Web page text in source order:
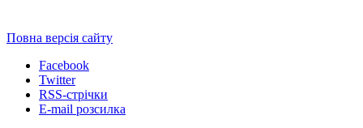
Повна версія сайту
Facebook
Twitter
RSS-стрічки
E-mail розсилка